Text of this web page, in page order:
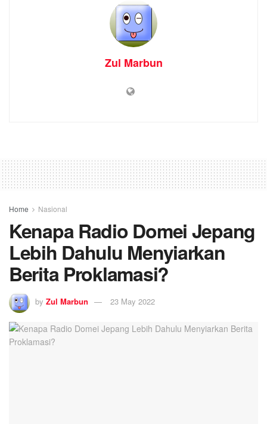
Zul Marbun
Home Nasional
Kenapa Radio Domei Jepang
Lebih Dahulu Menyiarkan
Berita Proklamasi?
by Zul Marbun 23 May 2022